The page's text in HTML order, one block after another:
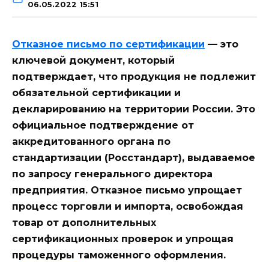
06.05.2022 15:51
Отказное письмо по сертификации — это
ключевой документ, который
подтверждает, что продукция не подлежит
обязательной сертификации и
декларированию на территории России. Это
официальное подтверждение от
аккредитованного органа по
стандартизации (Росстандарт), выдаваемое
по запросу генерального директора
предприятия. Отказное письмо упрощает
процесс торговли и импорта, освобождая
товар от дополнительных
сертификационных проверок и упрощая
процедуры таможенного оформления.